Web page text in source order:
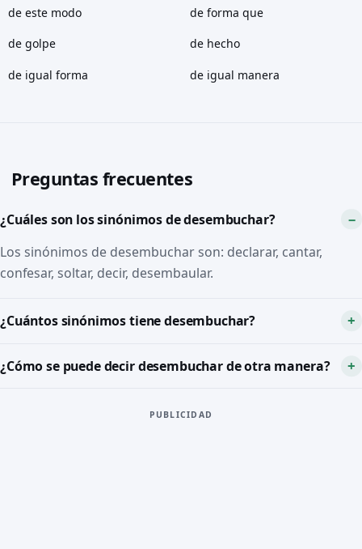
de este modo de forma que
de golpe de hecho
de igual forma de igual manera
Preguntas frecuentes
¿Cuáles son los sinónimos de desembuchar?
Los sinónimos de desembuchar son: declarar, cantar,
confesar, soltar, decir, desembaular.
¿Cuántos sinónimos tiene desembuchar?
¿Cómo se puede decir desembuchar de otra manera?
PUBLICIDAD